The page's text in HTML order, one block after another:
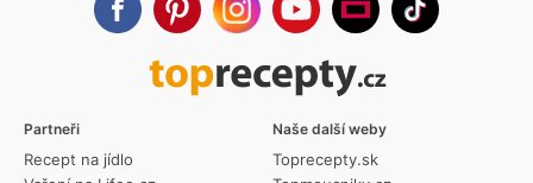
Partneři
Recept na jídlo
Naše další weby
Toprecepty.sk